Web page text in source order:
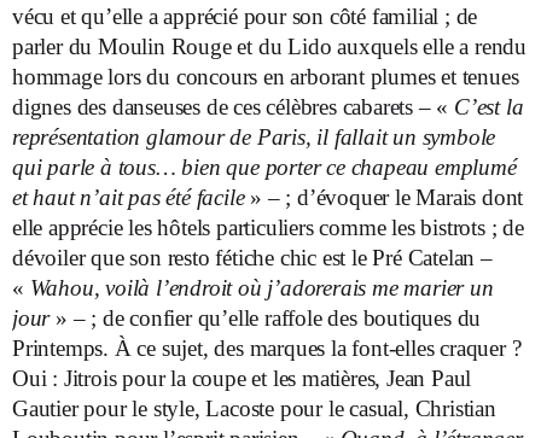
vécu et qu’elle a apprécié pour son côté familial ; de
parler du Moulin Rouge et du Lido auxquels elle a rendu
hommage lors du concours en arborant plumes et tenues
dignes des danseuses de ces célèbres cabarets – « C’est la
représentation glamour de Paris, il fallait un symbole
qui parle à tous… bien que porter ce chapeau emplumé
et haut n’ait pas été facile » – ; d’évoquer le Marais dont
elle apprécie les hôtels particuliers comme les bistrots ; de
dévoiler que son resto fétiche chic est le Pré Catelan –
« Wahou, voilà l’endroit où j’adorerais me marier un
jour» – ; de confier qu’elle raffole des boutiques du
Printemps. À ce sujet, des marques la font-elles craquer ?
Oui : Jitrois pour la coupe et les matières, Jean Paul
Gautier pour le style, Lacoste pour le casual, Christian